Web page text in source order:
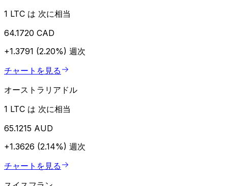
1 LTC は 次に相当
64.1720 CAD
+1.3791 (2.20%) 週次
チャートを見る
オーストラリアドル
1 LTC は 次に相当
65.1215 AUD
+1.3626 (2.14%) 週次
チャートを見る